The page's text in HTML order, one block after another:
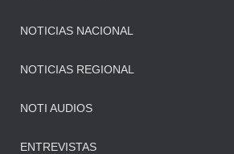
NOTICIAS NACIONAL
NOTICIAS REGIONAL
NOTI AUDIOS
ENTREVISTAS